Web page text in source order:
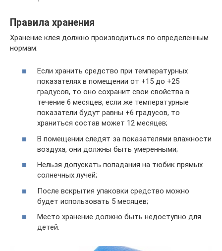
Правила хранения
Хранение клея должно производиться по определённым
нормам:
Если хранить средство при температурных
показателях в помещении от +15 до +25
градусов, то оно сохранит свои свойства в
течение 6 месяцев, если же температурные
показатели будут равны +6 градусов, то
храниться состав может 12 месяцев;
В помещении следят за показателями влажности
воздуха, они должны быть умеренными;
Нельзя допускать попадания на тюбик прямых
солнечных лучей;
После вскрытия упаковки средство можно
будет использовать 5 месяцев;
Место хранение должно быть недоступно для
детей.